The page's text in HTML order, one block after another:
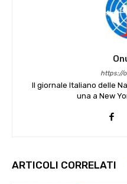
https://
Il giornale Italiano delle
una a New
ARTICOLI CORRELATI